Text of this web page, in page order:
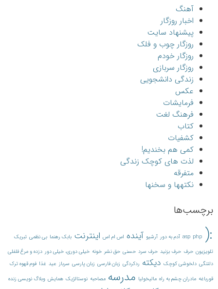
آهنگ
اخبار روزگار
پیشنهاد سایت
روزگار چوب و فلک
روزگار خودم
روزگار سربازی
زندگی دانشجویی
عکس
فرمایشات
فرهنگ لغت
کتاب
کشفیات
کمی هم بخندیم!
لذت های کوچک زندگی
متفرقه
نکته‎ها و سخن‎ها
برچسب‌ها
:(
asp php آدم به دور آرشیو آینده اس ام اس اینترنت بابک رهنما بی نظمی تبریک
تلویزیون حرف حرف بزنید حرف سرد حسنی حق نشر خونه خیلی دوری، خیلی دور دزده و مرغ فلفلی
دلتنگی دلخوشی کوچک دیکته ردکردگی زبان فارسی زبان پارسی سرباز عید غذا فوم قهوه ترک
قورباغه مادران چشم به راه مالیخولیا مدرسه مصاحبه نوستالژیک همایش وبلاگ نویسی زنده